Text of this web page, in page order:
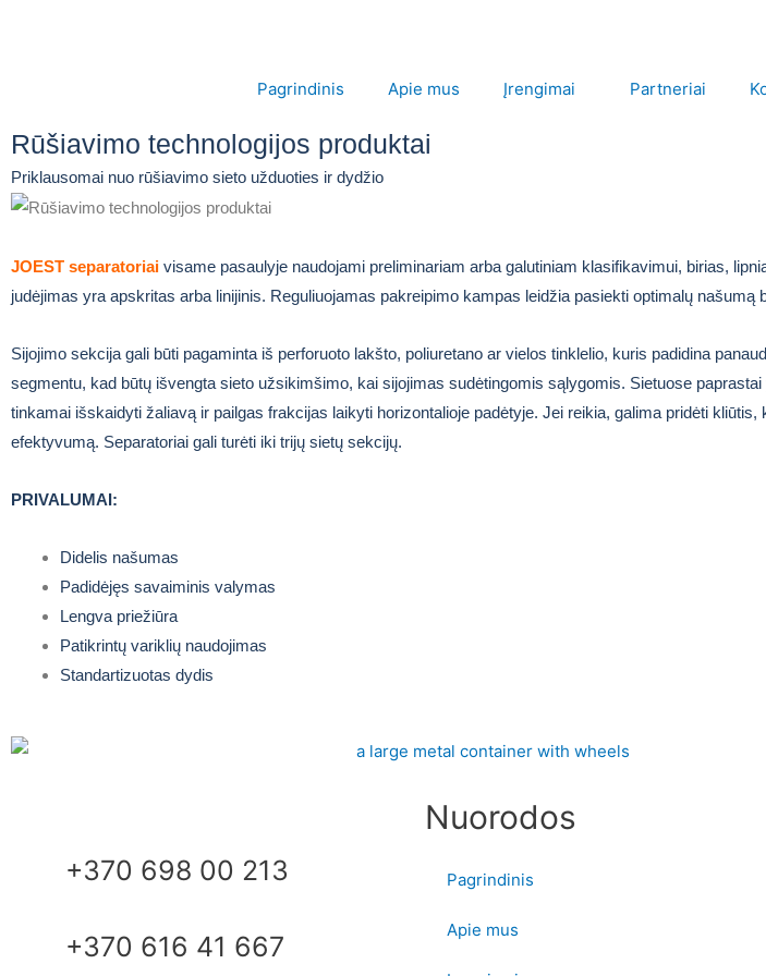
Pagrindinis Apie mus Įrengimai Partneriai
Rūšiavimo technologijos produktai
Priklausomai nuo rūšiavimo sieto užduoties ir dydžio
JOEST separatoriai visame pasaulyje naudojami preliminariam arba galutiniam klasifikavimui, birias,
judėjimas yra apskritas arba linijinis. Reguliuojamas pakreipimo kampas leidžia pasiekti optimalų našumą
Sijojimo sekcija gali būti pagaminta iš perforuoto lakšto, poliuretano ar vielos tinklelio, kuris padidina
segmentu, kad būtų išvengta sieto užsikimšimo, kai sijojimas sudėtingomis sąlygomis. Sietuose
tinkamai išskaidyti žaliavą ir pailgas frakcijas laikyti horizontalioje padėtyje. Jei reikia, galima pridėti
efektyvumą. Separatoriai gali turėti iki trijų sietų sekcijų.
PRIVALUMAI:
Didelis našumas
Padidėjęs savaiminis valymas
Lengva priežiūra
Patikrintų variklių naudojimas
Standartizuotas dydis
+370 698 00 213
+370 616 41 667
Nuorodos
Pagrindinis
Apie mus